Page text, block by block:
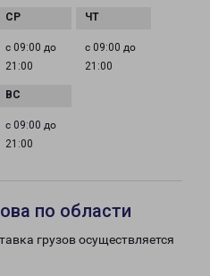
с 09:00 до
21:00
с 09:00 до
21:00
с 09:00 до
21:00
по области
грузов осуществляется